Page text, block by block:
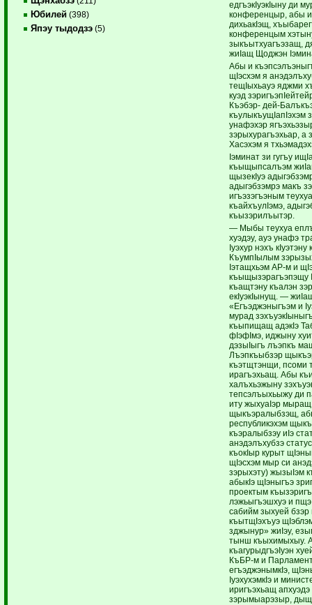
Юбилей (398)
Япэу тыдодзэ (5)
едгъэкIуэкIыну ди
конференцыр, абы
дихьакIэщ,
конференцым
зыкъытхуагъэзащ,
жиIащ Щоджэн
Абы и
щIэсхэм я
тещIыхьауэ яджми
куэд
Къэбэр- дей-
къулыкъущIапIэхэм
унафэхэр
зэрыхурагъэхьар, а
Хасэхэм я
Iэминат зи гугъу
къыщыпсалъэм
щызекIуэ
адыгэбзэмрэ макъ
игъэзэгъэным
къайхъулIэмэ,
къызэрилъытэр.
— Мыбы теухуа
хуэдэу, ауэ унафэ
Iуэхур нэхъ
КъумпIылым
Iэтащхьэм АР-м и
къыщызэрагъэпэщу
къащтэну къалэн
екIуэкIынущ. —
«Егъэджэныгъэм и
мурад
къыпищащ адэкIэ
фIэфIмэ, иджыну
дэзыIыгъ лъэпкъ
Лъэпкъыбзэр
къэтщтэнщи, псоми
ирагъэхьащ. Абы
халъхьэжыну
тепсэлъыхьыжу ди
иту жыхуаIэр
щыкъэралыбзэщ,
республикэхэм
къэралыбзэу иIэ
анэдэлъхубзэ
къокIыр курыт
щIэсхэм мыр си
зэрыхэту) жызыIэм
абыкIэ щIэныгъэ
проектым
лэжьыгъэшхуэ и
сабийм зыхуей
къытщIэхъуэ
зджынур» жиIэу,
тынш къыхимыхыу.
къагурыдгъэIуэн
КъБР-м и
егъэджэнымкIэ,
IуэхухэмкIэ и
иригъэхьащ
зэрымыарэзыр,